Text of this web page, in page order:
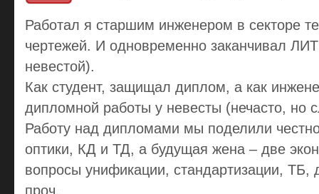
Работал я старшим инженером в секторе
чертежей. И одновременно заканчивал
невестой).
Как студент, защищал диплом, а как
дипломной работы у невесты (нечасто, но
Работу над дипломами мы поделили
оптики, КД и ТД, а будущая жена – две
вопросы унификации, стандартизации, ТБ,
проч.